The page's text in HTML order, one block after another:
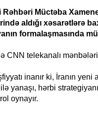
Rəhbəri Müctəba
aldığı xəsarətlərə
formalaşmasında
CNN telekanalı
inanır ki, İranın
yanaşı, hərbi
oynayır.